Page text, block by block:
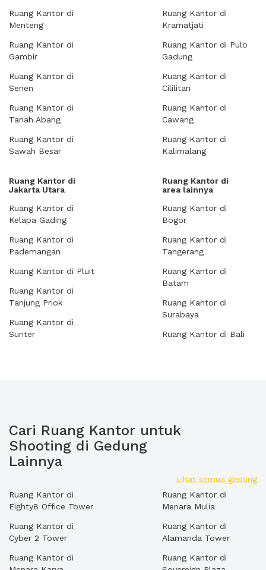
Ruang Kantor di
Menteng
Ruang Kantor di
Gambir
Ruang Kantor di
Senen
Ruang Kantor di
Tanah Abang
Ruang Kantor di
Sawah Besar
Ruang Kantor di
Kramatjati
Ruang Kantor di Pulo
Gadung
Ruang Kantor di
Cililitan
Ruang Kantor di
Cawang
Ruang Kantor di
Kalimalang
Ruang Kantor di
Jakarta Utara
Ruang Kantor di
Kelapa Gading
Ruang Kantor di
Pademangan
Ruang Kantor di Pluit
Ruang Kantor di
Tanjung Priok
Ruang Kantor di
Sunter
Ruang Kantor di
area lainnya
Ruang Kantor di
Bogor
Ruang Kantor di
Tangerang
Ruang Kantor di
Batam
Ruang Kantor di
Surabaya
Ruang Kantor di Bali
Cari Ruang Kantor untuk
Shooting di Gedung
Lainnya
Lihat semua gedung
Ruang Kantor di
Eighty8 Office Tower
Ruang Kantor di
Cyber 2 Tower
Ruang Kantor di
Ruang Kantor di
Menara Mulia
Ruang Kantor di
Alamanda Tower
Ruang Kantor di